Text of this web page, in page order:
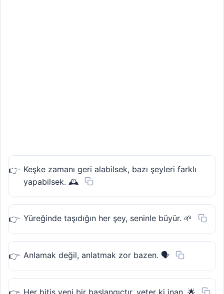
Keşke zamanı geri alabilsek, bazı şeyleri farklı
yapabilsek. 🕰️
Yüreğinde taşıdığın her şey, seninle büyür. 🌱
Anlamak değil, anlatmak zor bazen. 🗣️
Her bitiş yeni bir başlangıçtır, yeter ki inan. 🌟